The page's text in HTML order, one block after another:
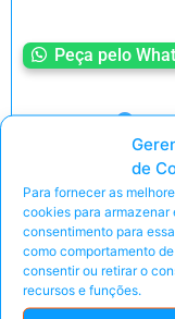
de
Para fornecer as
cookies para armazenar
consentimento para
como comportamento
consentir ou retirar o
recursos e funções.
Peça pelo